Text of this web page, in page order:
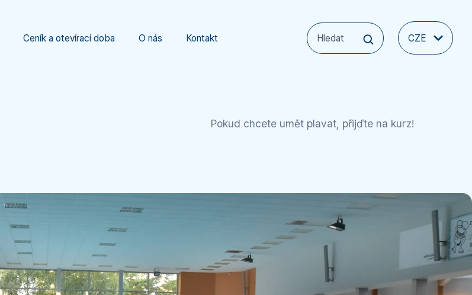
Ceník a otevírací doba O nás Kontakt CZE
Pokud chcete umět plavat, přijďte na kurz!